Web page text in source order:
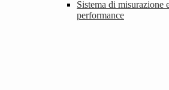
Sistema di misurazione
performance